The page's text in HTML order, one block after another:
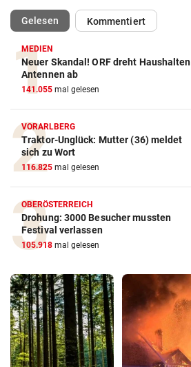
Gelesen(ausgewählt)Kommentiert
MEDIEN
Neuer Skandal! ORF dreht Haushalten
Antennen ab
141.055 mal gelesen
VORARLBERG
Traktor-Unglück: Mutter (36) meldet
sich zu Wort
116.825 mal gelesen
OBERÖSTERREICH
Drohung: 3000 Besucher mussten
Festival verlassen
105.918 mal gelesen